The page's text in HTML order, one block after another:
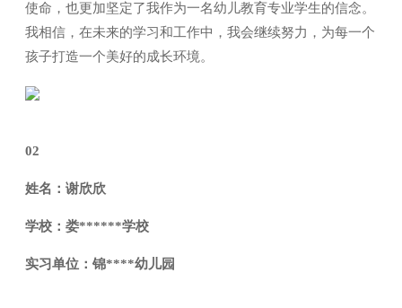
使命，也更加坚定了我作为一名幼儿教育专业学生的信念。
我相信，在未来的学习和工作中，我会继续努力，为每一个
孩子打造一个美好的成长环境。
02
姓名：谢欣欣
学校：娄******学校
实习单位：锦****幼儿园